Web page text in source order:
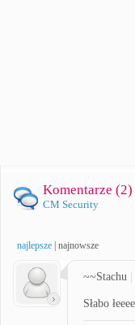
Komentarze (2)
CM Security
najlepsze najnowsze
~~Stachu
Słabo